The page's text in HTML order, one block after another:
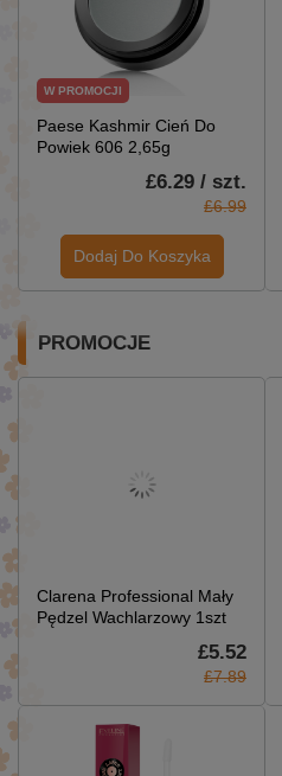
W PROMOCJI
Paese Kashmir Cień Do
Powiek 606 2,65g
£6.29 / szt.
£6.99
Dodaj Do Koszyka
PROMOCJE
Clarena Professional Mały
Pędzel Wachlarzowy 1szt
£5.52
£7.89